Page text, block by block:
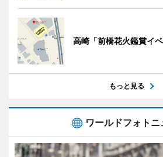
高崎「前橋花火鑑賞イベ
もっと見る
ワールドフォトニ